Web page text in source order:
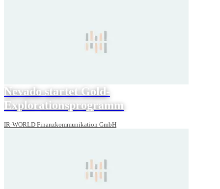
Nevado startet Gold-
Explorationsprogramm
IR-WORLD Finanzkommunikation GmbH